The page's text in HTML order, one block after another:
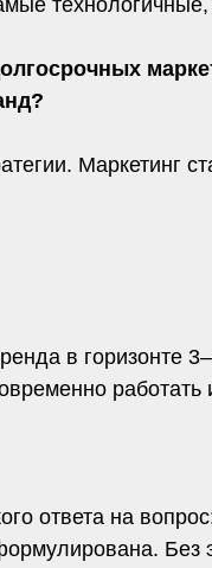
Маркетинг
в горизонте
работать
ответа на
Без